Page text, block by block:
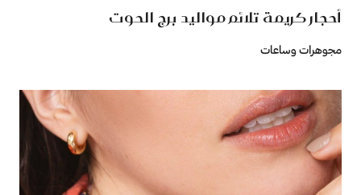
أحجار كريمة تلائم مواليد برج الحوت
مجوهرات وساعات